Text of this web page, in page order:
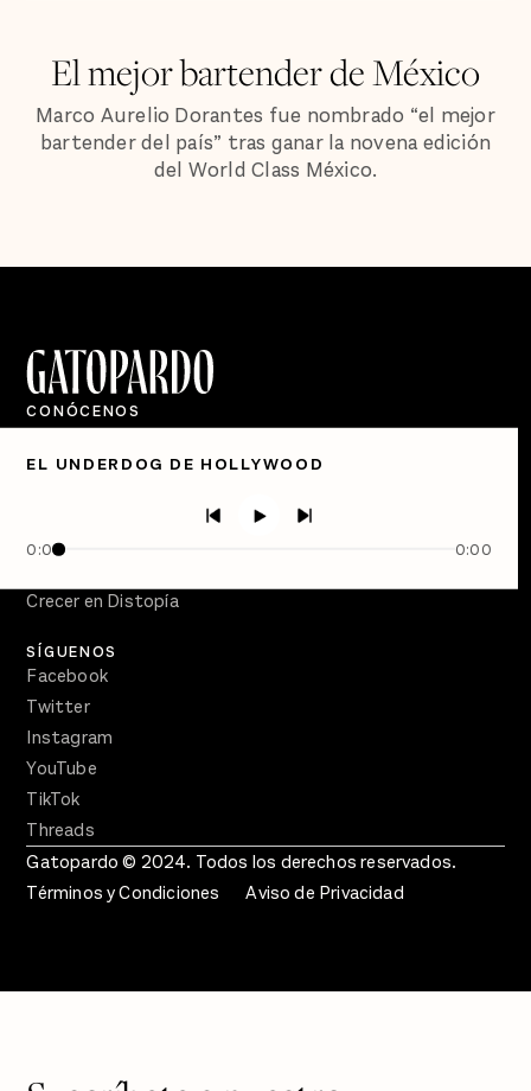
El mejor bartender de México
Marco Aurelio Dorantes fue nombrado “el mejor
bartender del país” tras ganar la novena edición
del World Class México.
EL UNDERDOG DE HOLLYWOOD
0:00 0:00
CONÓCENOS
Quiénes Somos
Directorio
Semanario Gatopardo
Crecer en Distopía
SÍGUENOS
Facebook
Twitter
Instagram
YouTube
TikTok
Threads
Gatopardo © 2024. Todos los derechos reservados.
Términos y Condiciones
Aviso de Privacidad